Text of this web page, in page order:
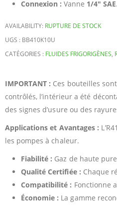
Connexion : Vanne 1/4″ SAE.
AVAILABILITY: RUPTURE DE STOCK
UGS : BB410K10U
CATÉGORIES : FLUIDES FRIGORIGÈNES,
IMPORTANT : Ces bouteilles sont
contrôlés, l’intérieur a été
des signes d’usure ou des
Applications et Avantages :
les pompes à chaleur.
Fiabilité : Gaz de haute
Qualité Certifiée : Chaque
Compatibilité : Fonctionne
Économie : La gamme